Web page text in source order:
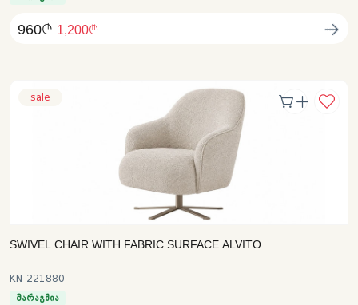
960₾ 1,200₾
sale
SWIVEL CHAIR WITH FABRIC SURFACE ALVITO
KN-221880
მარაგშია